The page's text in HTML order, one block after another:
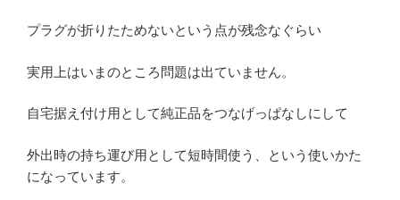
プラグが折りたためないという点が残念なぐらい
実用上はいまのところ問題は出ていません。
自宅据え付け用として純正品をつなげっぱなしにして
外出時の持ち運び用として短時間使う、という使いかた
になっています。